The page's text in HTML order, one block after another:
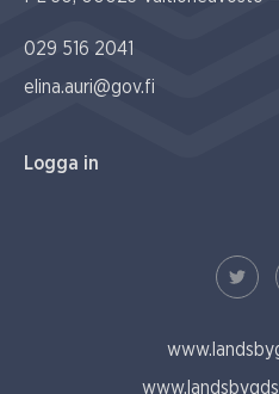
029 516 2041
elina.auri@gov.fi
Logga in